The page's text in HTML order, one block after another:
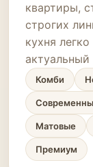
квартиры,
строгих
кухня
Комби
Матовые
Премиум